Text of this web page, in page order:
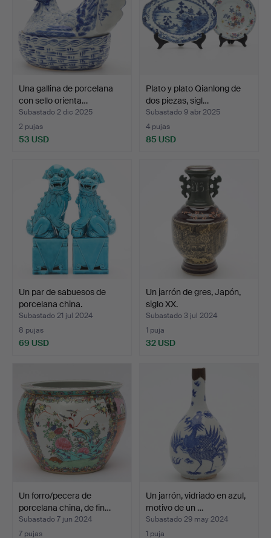
Una gallina de porcelana
con sello orienta…
Subastado 2 dic 2025
2 pujas
53 USD
Plato y plato Qianlong de
dos piezas, sigl…
Subastado 9 abr 2025
4 pujas
85 USD
Un par de sabuesos de
porcelana china.
Subastado 21 jul 2024
8 pujas
69 USD
Un jarrón de gres, Japón,
siglo XX.
Subastado 3 jul 2024
1 puja
32 USD
Un forro/pecera de
porcelana china, de fin…
Subastado 7 jun 2024
7 pujas
Un jarrón, vidriado en azul,
motivo de un …
Subastado 29 may 2024
1 puja